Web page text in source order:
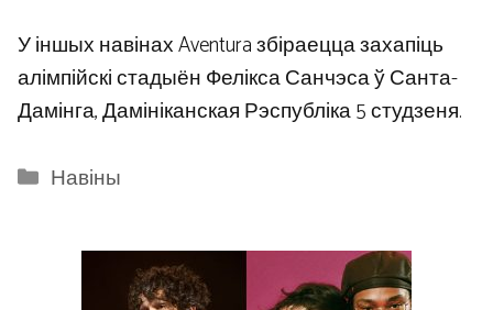
У іншых навінах Aventura збіраецца захапіць
алімпійскі стадыён Фелікса Санчэса ў Санта-
Дамінга, Дамініканская Рэспубліка 5 студзеня.
Categories
Навіны